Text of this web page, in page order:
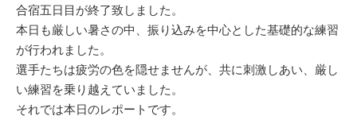
合宿五日目が終了致しました。
本日も厳しい暑さの中、振り込みを中心とした基礎的な練習
が行われました。
選手たちは疲労の色を隠せませんが、共に刺激しあい、厳し
い練習を乗り越えていました。
それでは本日のレポートです。